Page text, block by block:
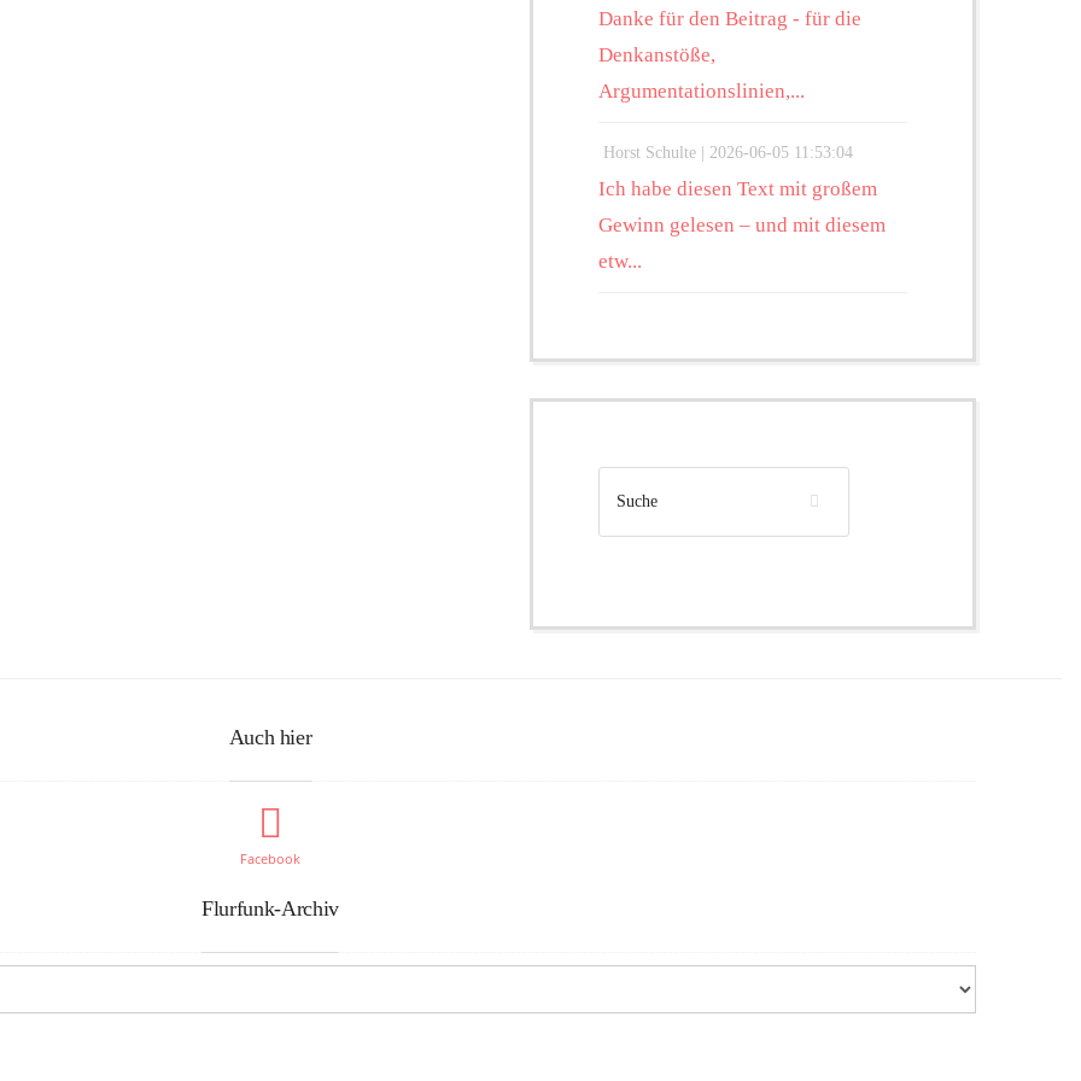
Danke für den Beitrag - für die
Denkanstöße,
Argumentationslinien,...
Horst Schulte | 2026-06-05 11:53:04
Ich habe diesen Text mit großem
Gewinn gelesen – und mit diesem
etw...
Auch hier
Facebook
Flurfunk-Archiv